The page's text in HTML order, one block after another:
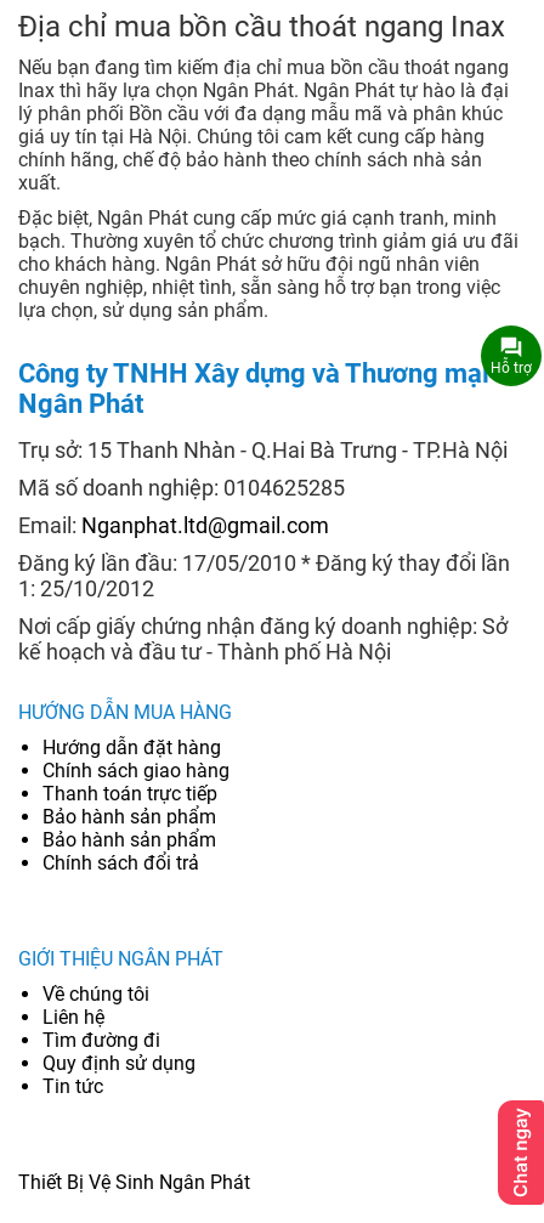
Địa chỉ mua bồn cầu thoát ngang Inax
Nếu bạn đang tìm kiếm địa chỉ mua bồn cầu thoát ngang
Inax thì hãy lựa chọn Ngân Phát. Ngân Phát tự hào là đại
lý phân phối Bồn cầu với đa dạng mẫu mã và phân khúc
giá uy tín tại Hà Nội. Chúng tôi cam kết cung cấp hàng
chính hãng, chế độ bảo hành theo chính sách nhà sản
xuất.
Đặc biệt, Ngân Phát cung cấp mức giá cạnh tranh, minh
bạch. Thường xuyên tổ chức chương trình giảm giá ưu đãi
cho khách hàng. Ngân Phát sở hữu đội ngũ nhân viên
chuyên nghiệp, nhiệt tình, sẵn sàng hỗ trợ bạn trong việc
lựa chọn, sử dụng sản phẩm.
Công ty TNHH Xây dựng và Thương mại
Ngân Phát
Trụ sở: 15 Thanh Nhàn - Q.Hai Bà Trưng - TP.Hà Nội
Mã số doanh nghiệp: 0104625285
Email: Nganphat.ltd@gmail.com
Đăng ký lần đầu: 17/05/2010 * Đăng ký thay đổi lần
1: 25/10/2012
Nơi cấp giấy chứng nhận đăng ký doanh nghiệp: Sở
kế hoạch và đầu tư - Thành phố Hà Nội
HƯỚNG DẪN MUA HÀNG
Hướng dẫn đặt hàng
Chính sách giao hàng
Thanh toán trực tiếp
Bảo hành sản phẩm
Bảo hành sản phẩm
Chính sách đổi trả
GIỚI THIỆU NGÂN PHÁT
Về chúng tôi
Liên hệ
Tìm đường đi
Quy định sử dụng
Tin tức
Thiết Bị Vệ Sinh Ngân Phát
Hỗ trợ